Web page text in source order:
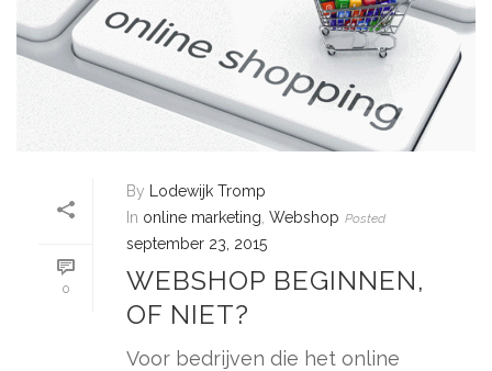
0
By Lodewijk Tromp
In online marketing Webshop Posted
september 23, 2015
WEBSHOP BEGINNEN,
OF NIET?
Voor bedrijven die het online